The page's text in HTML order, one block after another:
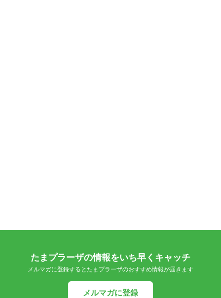
たまプラーザの情報をいち早くキャッチ
メルマガに登録するとたまプラーザのおすすめ情報が届きます
メルマガに登録